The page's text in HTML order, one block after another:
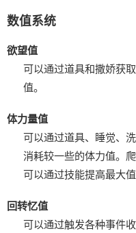
数值系统
欲望值
可以通过道具和撒娇获取
值。
体力量值
可以通过道具、睡觉、洗
消耗较一些的体力值。
可以通过技能提高最大值
回转忆值
可以通过触发各种事件